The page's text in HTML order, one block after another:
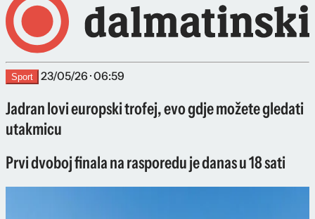
Sport 23/05/26 · 06:59
Jadran lovi europski trofej, evo gdje možete gledati
utakmicu
Prvi dvoboj finala na rasporedu je danas u 18 sati